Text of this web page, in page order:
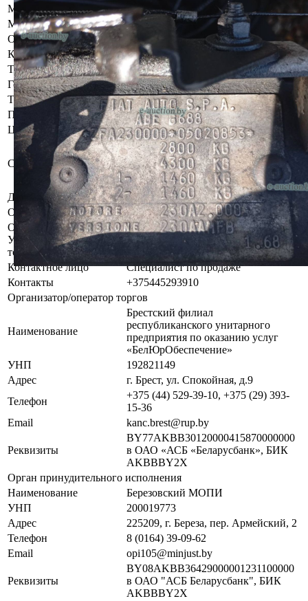
Марка
Fiat
Модель
Ducato
Объем двигателя
2.5 л
Коробка передач
Механическая
Тип кузова
Вагон
Год выпуска
1994
Тип двигателя
Дизель
Привод
Передний
Цвет
Белый
Состояние
Бывшее в употреблении, при
инструментальном контроле,
диагностике, разборке возможно
выявление скрытых дефектов.
Должник
Кудачко Алексей Валерьевич
Обременения
Арест судебного исполнителя.
Осмотр объекта
Участник электронных торгов обязан до начала электронных
торгов осмотреть предмет торгов ( п.2.4.3 Регламента)
Контактное лицо
Специалист по продаже
Контакты
+375445293910
Организатор/оператор торгов
Наименование
Брестский филиал
республиканского унитарного
предприятия по оказанию услуг
«БелЮрОбеспечение»
УНП
192821149
Адрес
г. Брест, ул. Спокойная, д.9
Телефон
+375 (44) 529-39-10, +375 (29) 393-
15-36
Email
kanc.brest@rup.by
Реквизиты
BY77AKBB30120000415870000000
в ОАО «АСБ «Беларусбанк», БИК
AKBBBY2X
Орган принудительного исполнения
Наименование
Березовский МОПИ
УНП
200019773
Адрес
225209, г. Береза, пер. Армейский, 2
Телефон
8 (0164) 39-09-62
Email
opi105@minjust.by
Реквизиты
BY08AKBB36429000001231100000
в ОАО "АСБ Беларусбанк", БИК
AKBBBY2X